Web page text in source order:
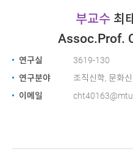
부교수 최
Assoc.Prof.
연구실
3619-130
연구분야
조직신학, 문화
이메일